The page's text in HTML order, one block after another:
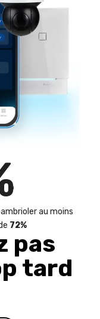
au moins
72%
pas
tard